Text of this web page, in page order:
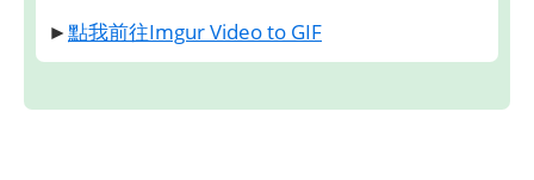
►點我前往Imgur Video to GIF